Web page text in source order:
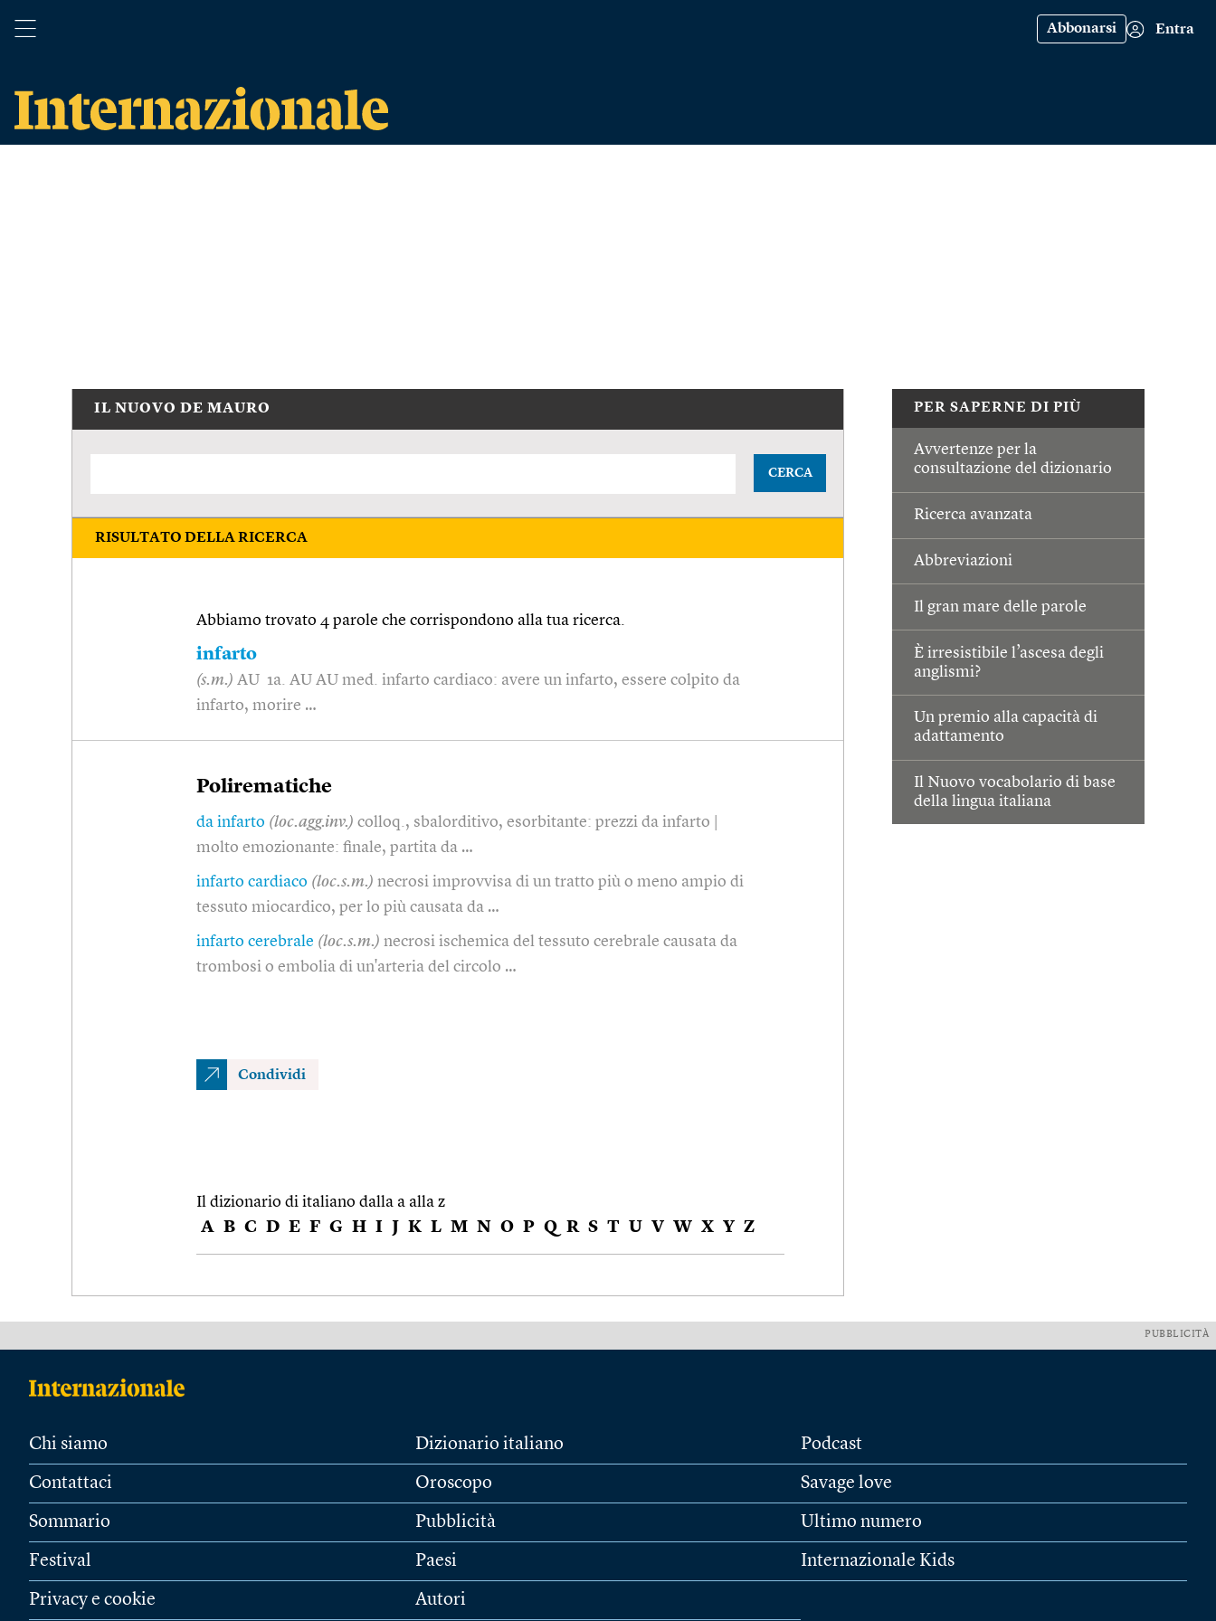
Abbonarsi Entra
PER SAPERNE DI PIÙ
Avvertenze per la
consultazione del dizionario
Ricerca avanzata
Abbreviazioni
Il gran mare delle parole
È irresistibile l’ascesa degli
anglismi?
Un premio alla capacità di
adattamento
Il Nuovo vocabolario di base
della lingua italiana
IL NUOVO DE MAURO
CERCA
RISULTATO DELLA RICERCA
Abbiamo trovato 4 parole che corrispondono alla tua ricerca.
infarto
(s.m.) AU 1a. AU AU med. infarto cardiaco: avere un infarto, essere colpito da
infarto, morire …
Polirematiche
da infarto (loc.agg.inv.) colloq., sbalorditivo, esorbitante: prezzi da infarto |
molto emozionante: finale, partita da …
infarto cardiaco (loc.s.m.) necrosi improvvisa di un tratto più o meno ampio di
tessuto miocardico, per lo più causata da …
infarto cerebrale (loc.s.m.) necrosi ischemica del tessuto cerebrale causata da
trombosi o embolia di un'arteria del circolo …
Condividi
Il dizionario di italiano dalla a alla z
A B C D E F G H I J K L M N O P Q R S T U V W X Y Z
PUBBLICITÀ
Chi siamo
Contattaci
Sommario
Festival
Privacy e cookie
Dizionario italiano
Oroscopo
Pubblicità
Paesi
Autori
Podcast
Savage love
Ultimo numero
Internazionale Kids